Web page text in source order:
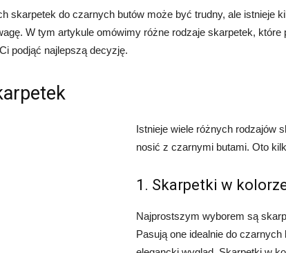
skarpetek do czarnych butów może być trudny, ale istnieje
W tym artykule omówimy różne rodzaje skarpetek, które
podjąć najlepszą decyzję.
Istnieje wiele różnych rodzajów
nosić z czarnymi butami. Oto
1. Skarpetki w
Najprostszym wyborem są
Pasują one idealnie do